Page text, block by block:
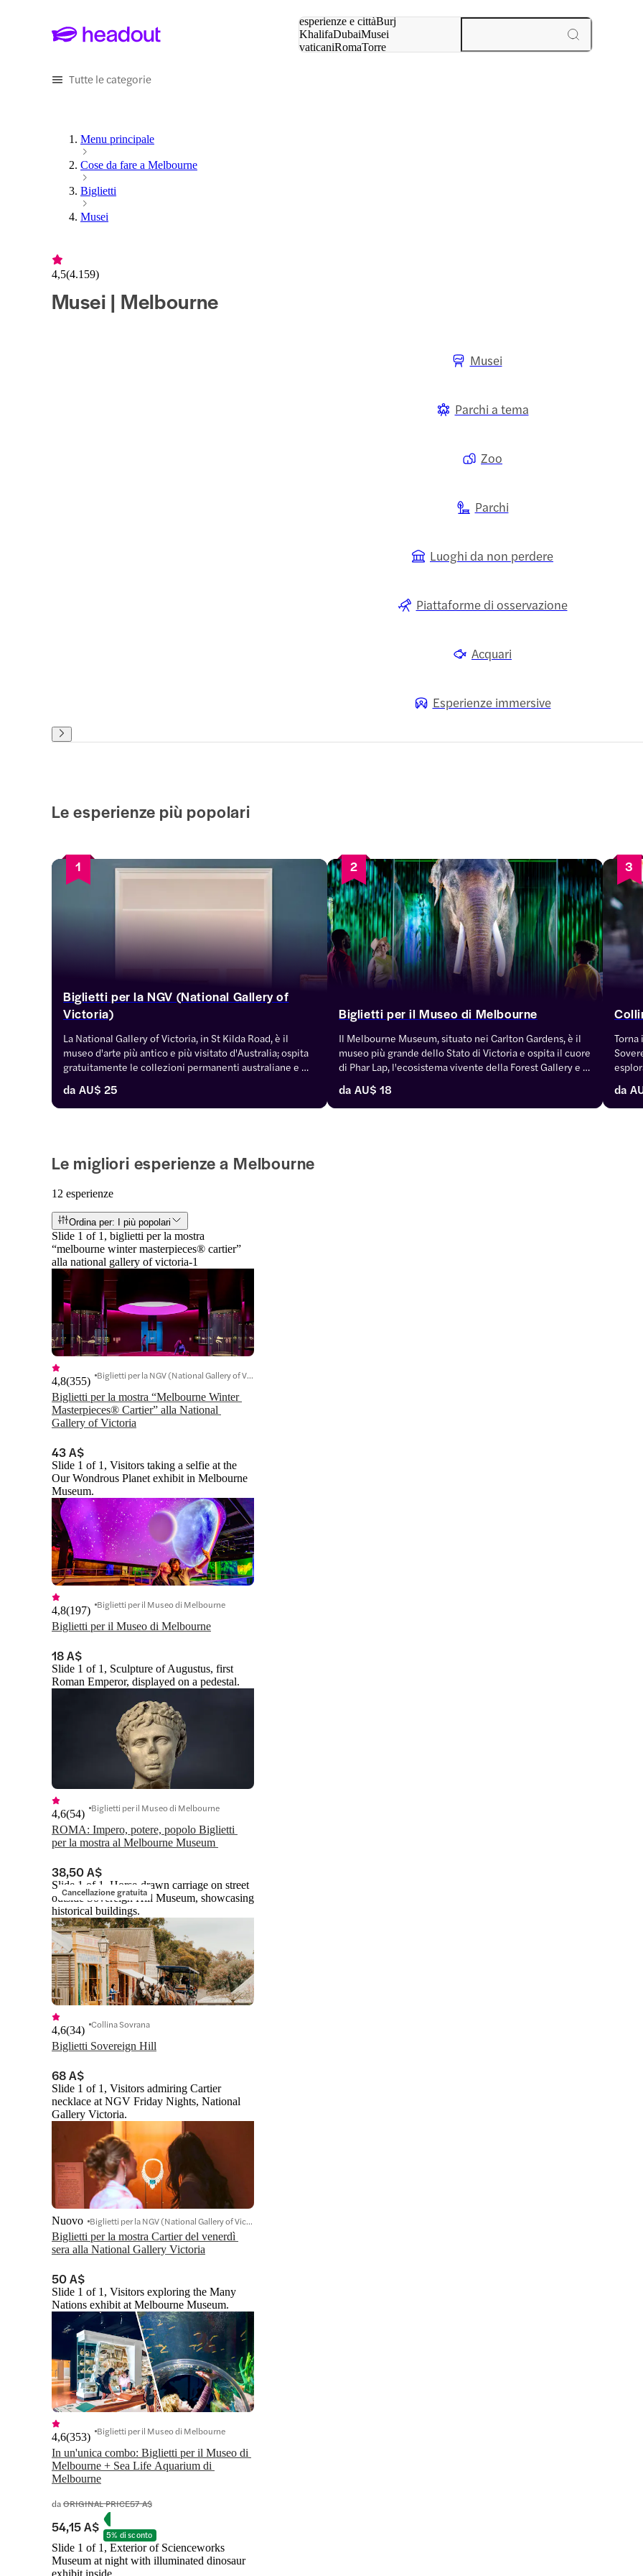
esperienze e cittàBurj
KhalifaDubaiMusei
vaticaniRomaTorre
Tutte le categorie
Menu principale
Cose da fare a Melbourne
Biglietti
Musei
4,5(4.159)
Musei | Melbourne
Musei
Parchi a tema
Zoo
Parchi
Luoghi da non perdere
Piattaforme di osservazione
Acquari
Esperienze immersive
Le esperienze più popolari
1
Biglietti per la NGV (National Gallery of
Victoria)
La National Gallery of Victoria, in St Kilda Road, è il
museo d'arte più antico e più visitato d'Australia; ospita
gratuitamente le collezioni permanenti australiane e
guidate sono a pagamento. Qui trovi tutte le
informazioni sull’ingresso gratuito permanente, i
da AU$ 25
2
Biglietti per il Museo di Melbourne
Il Melbourne Museum, situato nei Carlton Gardens, è il
museo più grande dello Stato di Victoria e ospita il cuore
di Phar Lap, l'ecosistema vivente della Forest Gallery e
all'IMAX di Melbourne. Qui trovi i biglietti d'ingresso
standard, i pacchetti per le mostre speciali e i film in
da AU$ 18
3
vivo.
da
Le migliori esperienze a Melbourne
12 esperienze
Ordina per: I più popolari
Slide 1 of 1, biglietti per la mostra
“melbourne winter masterpieces® cartier”
alla national gallery of victoria-1
Biglietti per la mostra “Melbourne Winter
Masterpieces® Cartier” alla National
Gallery of Victoria
4,8(355) Biglietti per la NGV (National Gallery of Victoria)
43 A$
Slide 1 of 1, Visitors taking a selfie at the
Our Wondrous Planet exhibit in Melbourne
Museum.
Biglietti per il Museo di Melbourne
4,8(197) Biglietti per il Museo di Melbourne
18 A$
Slide 1 of 1, Sculpture of Augustus, first
Roman Emperor, displayed on a pedestal.
ROMA: Impero, potere, popolo Biglietti
4,6(54) Biglietti per il Museo di Melbourne
38,50 A$
Cancellazione gratuita
Slide 1 of 1, Horse-drawn carriage on street
outside Sovereign Hill Museum, showcasing
historical buildings.
Biglietti Sovereign Hill
4,6(34) Collina Sovrana
68 A$
Slide 1 of 1, Visitors admiring Cartier
necklace at NGV Friday Nights, National
Gallery Victoria.
Biglietti per la mostra Cartier del venerdì
sera alla National Gallery Victoria
Nuovo Biglietti per la NGV (National Gallery of Victoria)
50 A$
Slide 1 of 1, Visitors exploring the Many
Nations exhibit at Melbourne Museum.
In un'unica combo: Biglietti per il Museo di
Melbourne + Sea Life Aquarium di
Melbourne
4,6(353) Biglietti per il Museo di Melbourne
daORIGINAL PRICE57 A$
54,15 A$ 5% di sconto
Slide 1 of 1, Exterior of Scienceworks
Museum at night with illuminated dinosaur
exhibit inside.